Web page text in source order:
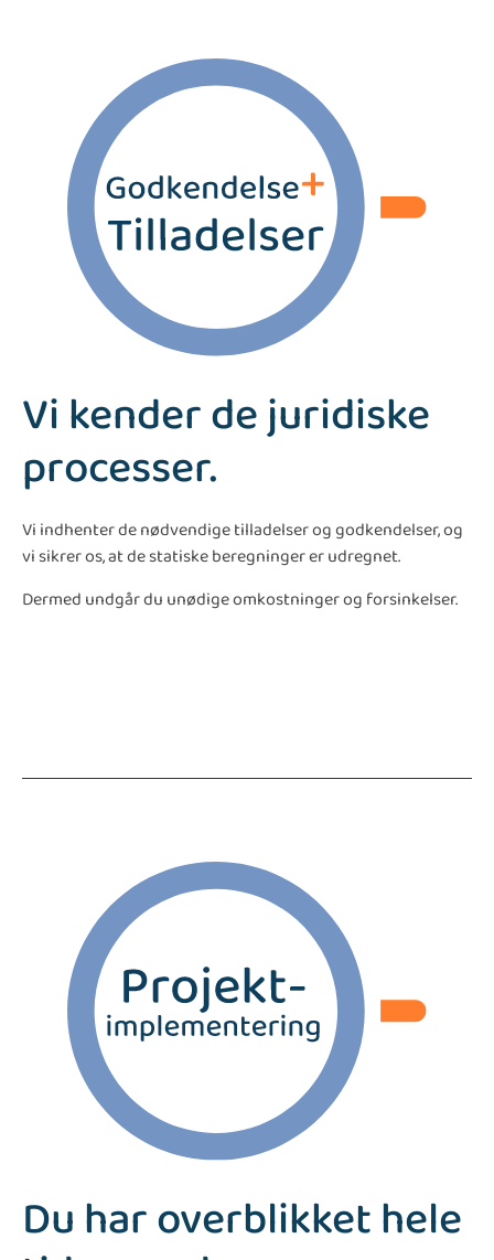
Vi kender de juridiske
processer.
Vi indhenter de nødvendige tilladelser og godkendelser, og
vi sikrer os, at de statiske beregninger er udregnet.
Dermed undgår du unødige omkostninger og forsinkelser.
Du har overblikket hele